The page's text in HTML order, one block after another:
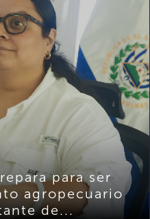
para ser
agropecuario
de...